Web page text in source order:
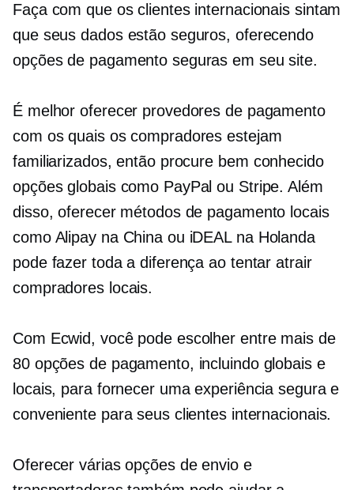
Faça com que os clientes internacionais sintam
que seus dados estão seguros, oferecendo
opções de pagamento seguras em seu site.
É melhor oferecer provedores de pagamento
com os quais os compradores estejam
familiarizados, então procure bem conhecido
opções globais como PayPal ou Stripe. Além
disso, oferecer métodos de pagamento locais
como Alipay na China ou iDEAL na Holanda
pode fazer toda a diferença ao tentar atrair
compradores locais.
Com Ecwid, você pode escolher entre mais de
80 opções de pagamento, incluindo globais e
locais, para fornecer uma experiência segura e
conveniente para seus clientes internacionais.
Oferecer várias opções de envio e